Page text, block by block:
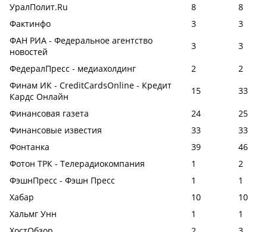
УралПолит.Ru
8
8
Фактинфо
3
3
ФАН РИА - Федеральное агентство
новостей
3
3
ФедералПресс - медиахолдинг
2
2
Финам ИК - CreditCardsOnline - Кредит
Кардс Онлайн
15
33
Финансовая газета
24
25
Финансовые известия
33
33
Фонтанка
39
46
Фотон ТРК - Телерадиокомпания
1
2
ФэшнПресс - Фэшн Пресс
1
1
Хабар
10
10
Хальмг Унн
1
1